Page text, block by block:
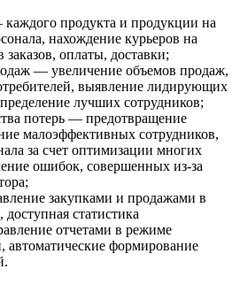
продукта и продукции на
нахождение курьеров на
заказов, оплаты, доставки;
— увеличение объемов продаж,
выявление лидирующих
лучших сотрудников;
потерь — предотвращение
малоэффективных сотрудников,
за счет оптимизации многих
ошибок, совершенных из-за
закупками и продажами в
статистика
отчетами в режиме
автоматические формирование